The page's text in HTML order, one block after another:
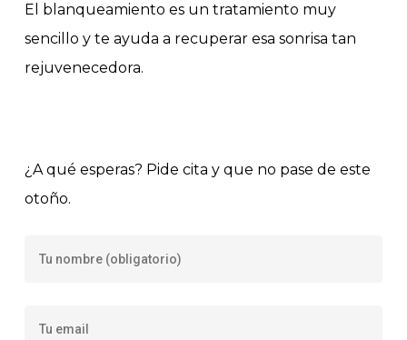
El blanqueamiento es un tratamiento muy
sencillo y te ayuda a recuperar esa sonrisa tan
rejuvenecedora.
¿A qué esperas? Pide cita y que no pase de este
otoño.